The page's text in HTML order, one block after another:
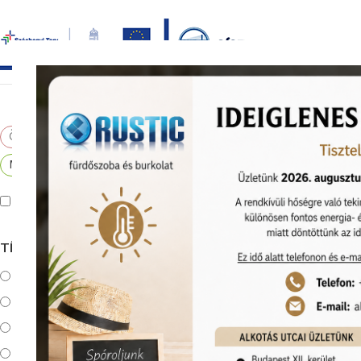
termékek képgaléria
Összes visszaállítása
Matt
Kiállítva Kunigunda útján
TÍPUS
Padlólap
Mozaik
Padlólap 2 cm vastag
Dekoráció